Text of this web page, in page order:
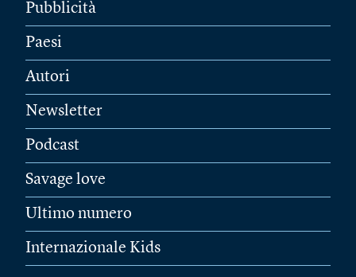
Pubblicità
Paesi
Autori
Newsletter
Podcast
Savage love
Ultimo numero
Internazionale Kids